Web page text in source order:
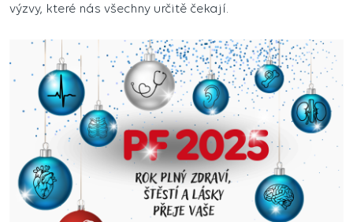
výzvy, které nás všechny určitě čekají.